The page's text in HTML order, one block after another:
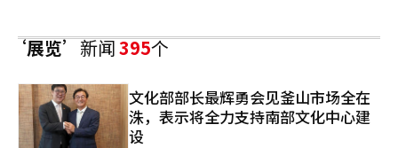
‘展览’新闻395个
文化部部长最辉勇会见釜山市场全在
洙，表示将全力支持南部文化中心建
设